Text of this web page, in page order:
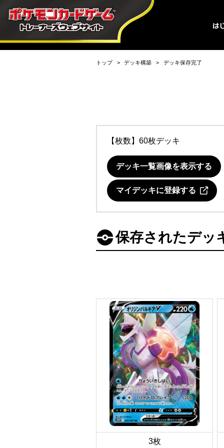
トップ デッキ構築 デッキ保存完了
【枚数】60枚デッキ
デッキ一覧画像を表示する
マイデッキに登録する
保存されたデッ
3枚